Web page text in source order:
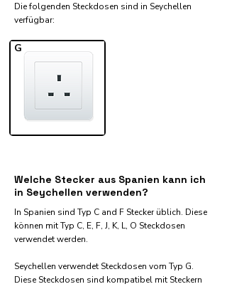
Die folgenden Steckdosen sind in Seychellen
verfügbar:​
G
Welche Stecker aus Spanien kann ich
in Seychellen verwenden?
In Spanien sind Typ C and F Stecker üblich. Diese
können mit Typ C, E, F, J, K, L, O Steckdosen
verwendet werden.
Seychellen verwendet Steckdosen vom Typ G.
Diese Steckdosen sind kompatibel mit Steckern